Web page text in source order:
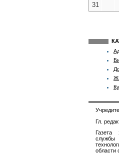
31
Гл.
Газета
службы
области